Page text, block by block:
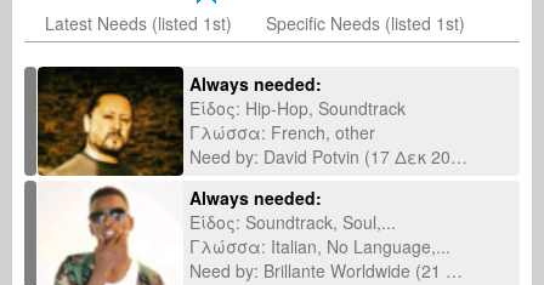
Latest Needs (listed 1st)
Specific Needs (listed 1st)
Always needed:
Είδος: Hip-Hop, Soundtrack
Γλώσσα: French, other
Need by: David Potvin (17 Δεκ 2025)
Always needed:
Είδος: Soundtrack, Soul,...
Γλώσσα: Italian, No Language,...
Need by: Brillante Worldwide (21 Δεκ 2024)